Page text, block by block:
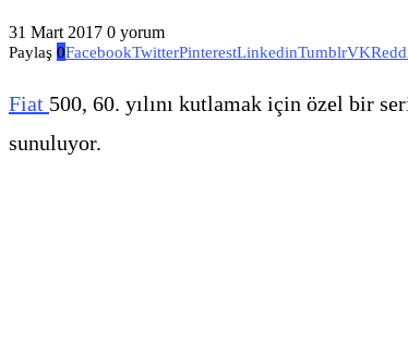
31 Mart 2017 0 yorum
Paylaş 0FacebookTwitterPinterestLinkedinTumblrVK
Fiat 500, 60. yılını kutlamak için özel bir
sunuluyor.